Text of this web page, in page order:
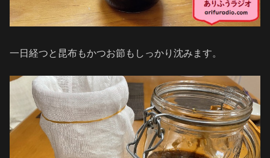
一日経つと昆布もかつお節もしっかり沈みます。